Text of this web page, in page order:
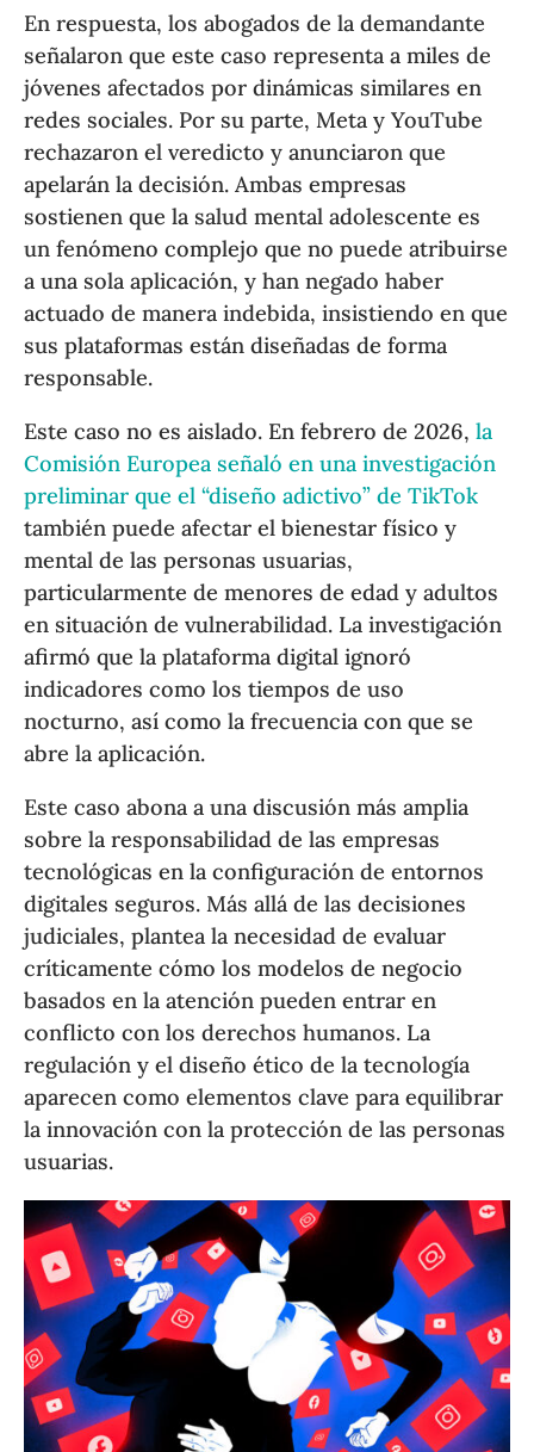
En respuesta, los abogados de la demandante
señalaron que este caso representa a miles de
jóvenes afectados por dinámicas similares en
redes sociales. Por su parte, Meta y YouTube
rechazaron el veredicto y anunciaron que
apelarán la decisión. Ambas empresas
sostienen que la salud mental adolescente es
un fenómeno complejo que no puede atribuirse
a una sola aplicación, y han negado haber
actuado de manera indebida, insistiendo en que
sus plataformas están diseñadas de forma
responsable.
Este caso no es aislado. En febrero de 2026,la
Comisión Europea señaló en una investigación
preliminar que el “diseño adictivo” de TikTok
también puede afectar el bienestar físico y
mental de las personas usuarias,
particularmente de menores de edad y adultos
en situación de vulnerabilidad. La investigación
afirmó que la plataforma digital ignoró
indicadores como los tiempos de uso
nocturno, así como la frecuencia con que se
abre la aplicación.
Este caso abona a una discusión más amplia
sobre la responsabilidad de las empresas
tecnológicas en la configuración de entornos
digitales seguros. Más allá de las decisiones
judiciales, plantea la necesidad de evaluar
críticamente cómo los modelos de negocio
basados en la atención pueden entrar en
conflicto con los derechos humanos. La
regulación y el diseño ético de la tecnología
aparecen como elementos clave para equilibrar
la innovación con la protección de las personas
usuarias.